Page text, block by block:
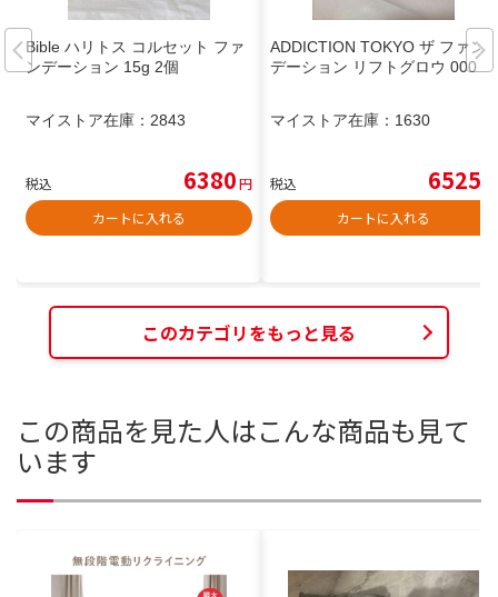
Bible ハリトス コルセット ファ
ンデーション 15g 2個
マイストア在庫： 2843
税込 6380円
カートに入れる
ADDICTION TOKYO ザ ファン
デーション リフトグロウ 000 白
マイストア在庫： 1630
税込 6525
カートに入れる
このカテゴリをもっと見る
この商品を見た人はこんな商品も見て
います